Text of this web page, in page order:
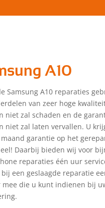
A10
Samsung A10 reparaties
van zeer hoge
niet zal schaden en de
niet zal laten vervallen. U
garantie op het
Daarbij bieden wij voor
reparaties één uur
een geslaagde reparatie
mee die u kunt indienen bij